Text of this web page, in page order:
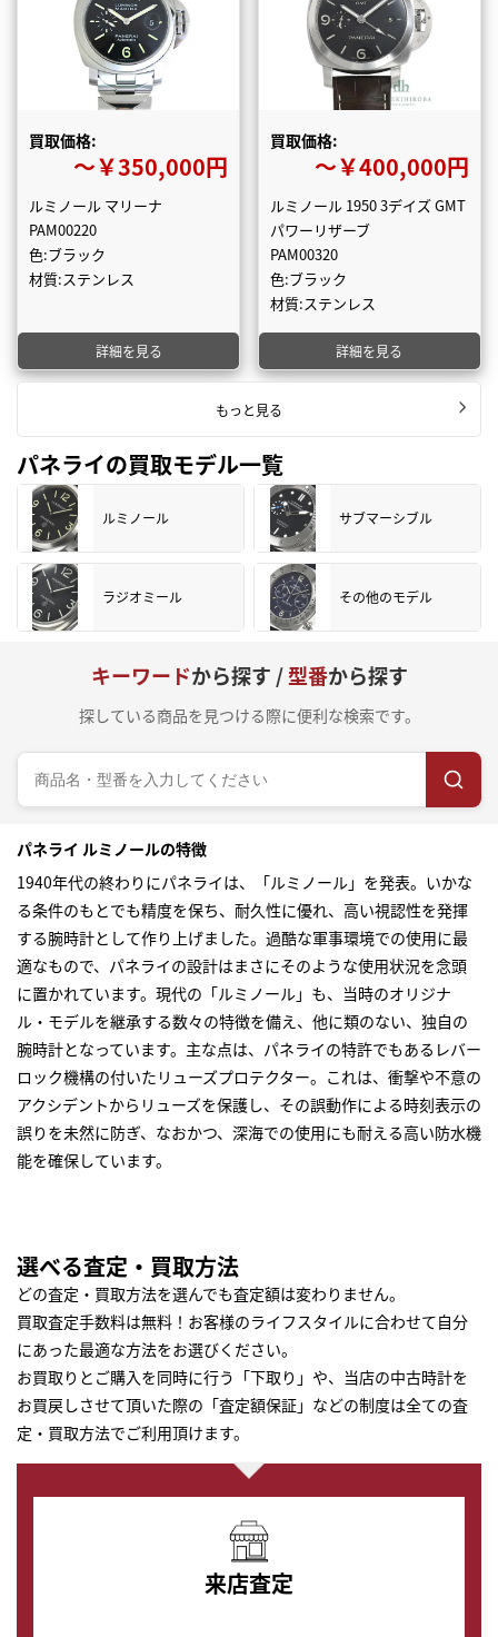
買取価格:
〜￥350,000円
ルミノール マリーナ
PAM00220
色:ブラック
材質:ステンレス
詳細を見る
買取価格:
〜￥400,000円
ルミノール 1950 3デイズ GMT
パワーリザーブ
PAM00320
色:ブラック
材質:ステンレス
詳細を見る
もっと見る
パネライの買取モデル一覧
ルミノール サブマーシブル
ラジオミール その他のモデル
キーワードから探す /型番から探す
探している商品を見つける際に便利な検索です。
パネライ ルミノールの特徴
1940年代の終わりにパネライは、「ルミノール」を発表。いかな
る条件のもとでも精度を保ち、耐久性に優れ、高い視認性を発揮
する腕時計として作り上げました。過酷な軍事環境での使用に最
適なもので、パネライの設計はまさにそのような使用状況を念頭
に置かれています。現代の「ルミノール」も、当時のオリジナ
ル・モデルを継承する数々の特徴を備え、他に類のない、独自の
腕時計となっています。主な点は、パネライの特許でもあるレバー
ロック機構の付いたリューズプロテクター。これは、衝撃や不意の
アクシデントからリューズを保護し、その誤動作による時刻表示の
誤りを未然に防ぎ、なおかつ、深海での使用にも耐える高い防水機
能を確保しています。
選べる査定・買取方法
どの査定・買取方法を選んでも査定額は変わりません。
買取査定手数料は無料！お客様のライフスタイルに合わせて自分
にあった最適な方法をお選びください。
お買取りとご購入を同時に行う「下取り」や、当店の中古時計を
お買戻しさせて頂いた際の「査定額保証」などの制度は全ての査
定・買取方法でご利用頂けます。
来店査定